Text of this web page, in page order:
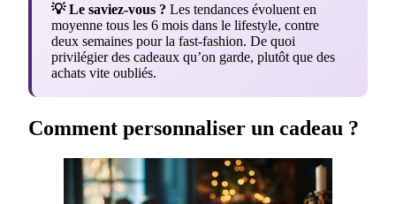
💡 Le saviez-vous ? Les tendances évoluent en
moyenne tous les 6 mois dans le lifestyle, contre
deux semaines pour la fast-fashion. De quoi
privilégier des cadeaux qu’on garde, plutôt que des
achats vite oubliés.
Comment personnaliser un cadeau ?